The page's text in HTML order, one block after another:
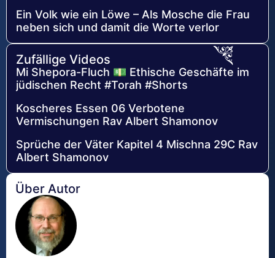
Ein Volk wie ein Löwe – Als Mosche die Frau
neben sich und damit die Worte verlor
Zufällige Videos
Mi Shepora-Fluch 💵 Ethische Geschäfte im
jüdischen Recht #Torah #Shorts
Koscheres Essen 06 Verbotene
Vermischungen Rav Albert Shamonov
Sprüche der Väter Kapitel 4 Mischna 29C Rav
Albert Shamonov
Über Autor